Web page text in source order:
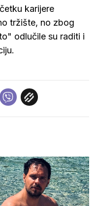
karijere
tržište, no zbog
odlučile su raditi i